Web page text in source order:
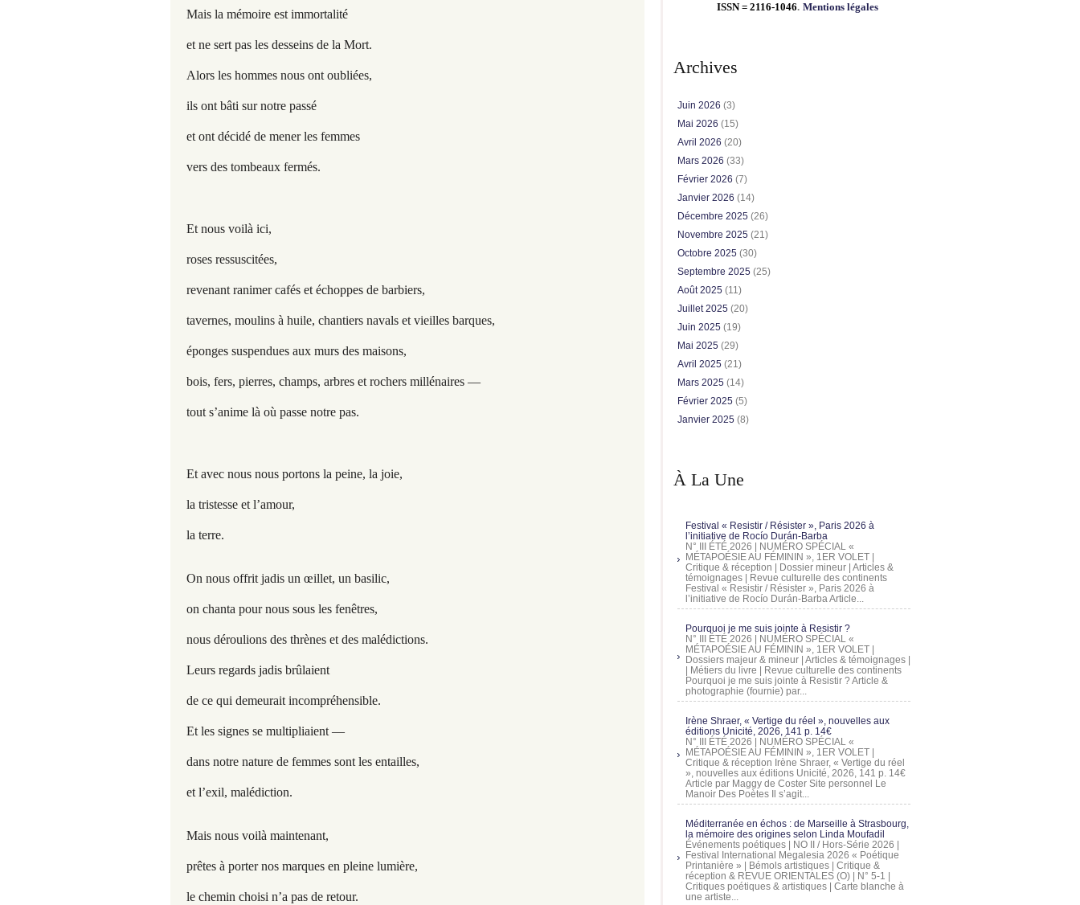
Mais la mémoire est immortalité
et ne sert pas les desseins de la Mort.
Alors les hommes nous ont oubliées,
ils ont bâti sur notre passé
et ont décidé de mener les femmes
vers des tombeaux fermés.
Et nous voilà ici,
roses ressuscitées,
revenant ranimer cafés et échoppes de barbiers,
tavernes, moulins à huile, chantiers navals et vieilles barques,
éponges suspendues aux murs des maisons,
bois, fers, pierres, champs, arbres et rochers millénaires —
tout s’anime là où passe notre pas.
Et avec nous nous portons la peine, la joie,
la tristesse et l’amour,
la terre.
On nous offrit jadis un œillet, un basilic,
on chanta pour nous sous les fenêtres,
nous déroulions des thrènes et des malédictions.
Leurs regards jadis brûlaient
de ce qui demeurait incompréhensible.
Et les signes se multipliaient —
dans notre nature de femmes sont les entailles,
et l’exil, malédiction.
Mais nous voilà maintenant,
prêtes à porter nos marques en pleine lumière,
le chemin choisi n’a pas de retour.
ISSN = 2116-1046. Mentions légales
Archives
Juin 2026 (3)
Mai 2026 (15)
Avril 2026 (20)
Mars 2026 (33)
Février 2026 (7)
Janvier 2026 (14)
Décembre 2025 (26)
Novembre 2025 (21)
Octobre 2025 (30)
Septembre 2025 (25)
Août 2025 (11)
Juillet 2025 (20)
Juin 2025 (19)
Mai 2025 (29)
Avril 2025 (21)
Mars 2025 (14)
Février 2025 (5)
Janvier 2025 (8)
À La Une
Festival « Resistir / Résister », Paris 2026 à
l’initiative de Rocío Durán-Barba
N° III ÉTÉ 2026 | NUMÉRO SPÉCIAL «
MÉTAPOÉSIE AU FÉMININ », 1ER VOLET |
Critique & réception | Dossier mineur | Articles &
témoignages | Revue culturelle des continents
Festival « Resistir / Résister », Paris 2026 à
l’initiative de Rocío Durán-Barba Article...
Pourquoi je me suis jointe à Resistir ?
N° III ÉTÉ 2026 | NUMÉRO SPÉCIAL «
MÉTAPOÉSIE AU FÉMININ », 1ER VOLET |
Dossiers majeur & mineur | Articles & témoignages |
| Métiers du livre | Revue culturelle des continents
Pourquoi je me suis jointe à Resistir ? Article &
photographie (fournie) par...
Irène Shraer, « Vertige du réel », nouvelles aux
éditions Unicité, 2026, 141 p. 14€
N° III ÉTÉ 2026 | NUMÉRO SPÉCIAL «
MÉTAPOÉSIE AU FÉMININ », 1ER VOLET |
Critique & réception Irène Shraer, « Vertige du réel
», nouvelles aux éditions Unicité, 2026, 141 p. 14€
Article par Maggy de Coster Site personnel Le
Manoir Des Poètes Il s’agit...
Méditerranée en échos : de Marseille à Strasbourg,
la mémoire des origines selon Linda Moufadil
Événements poétiques | NO II / Hors-Série 2026 |
Festival International Megalesia 2026 « Poétique
Printanière » | Bémols artistiques | Critique &
réception & REVUE ORIENTALES (O) | N° 5-1 |
Critiques poétiques & artistiques | Carte blanche à
une artiste...